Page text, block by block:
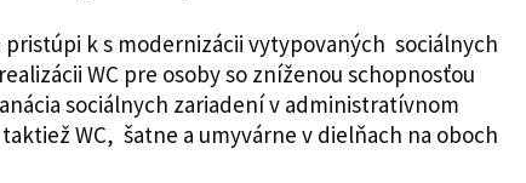
pristúpi k s modernizácii vytypovaných sociálnych
WC pre osoby so zníženou schopnosťou
sociálnych zariadení v administratívnom
WC, šatne a umyvárne v dielňach na oboch